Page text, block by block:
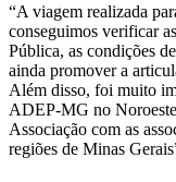
“A viagem realizada
conseguimos verificar
Pública, as condições
ainda promover a
Além disso, foi muito
ADEP-MG no
Associação com as
regiões de Minas